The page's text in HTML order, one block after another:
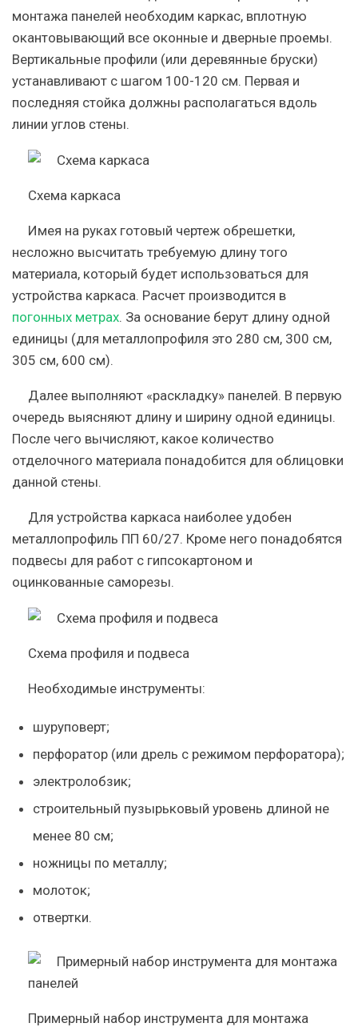
монтажа панелей необходим каркас, вплотную
окантовывающий все оконные и дверные проемы.
Вертикальные профили (или деревянные бруски)
устанавливают с шагом 100-120 см. Первая и
последняя стойка должны располагаться вдоль
линии углов стены.
Схема каркаса
Имея на руках готовый чертеж обрешетки,
несложно высчитать требуемую длину того
материала, который будет использоваться для
устройства каркаса. Расчет производится в
погонных метрах. За основание берут длину одной
единицы (для металлопрофиля это 280 см, 300 см,
305 см, 600 см).
Далее выполняют «раскладку» панелей. В первую
очередь выясняют длину и ширину одной единицы.
После чего вычисляют, какое количество
отделочного материала понадобится для облицовки
данной стены.
Для устройства каркаса наиболее удобен
металлопрофиль ПП 60/27. Кроме него понадобятся
подвесы для работ с гипсокартоном и
оцинкованные саморезы.
Схема профиля и подвеса
Необходимые инструменты:
шуруповерт;
перфоратор (или дрель с режимом перфоратора);
электролобзик;
строительный пузырьковый уровень длиной не
менее 80 см;
ножницы по металлу;
молоток;
отвертки.
Примерный набор инструмента для монтажа